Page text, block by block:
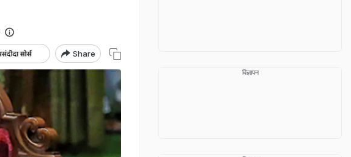
Share
विज्ञापन